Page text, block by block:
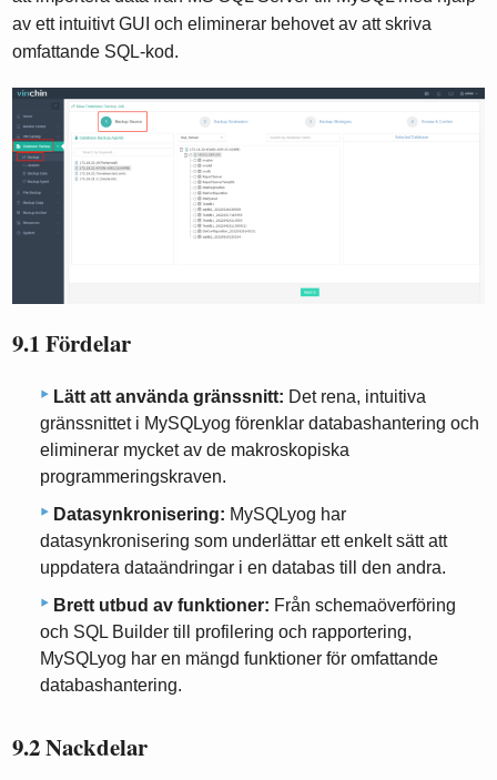
av ett intuitivt GUI och eliminerar behovet av att skriva
omfattande SQL-kod.
9.1 Fördelar
Lätt att använda gränssnitt: Det rena, intuitiva
gränssnittet i MySQLyog förenklar databashantering och
eliminerar mycket av de makroskopiska
programmeringskraven.
Datasynkronisering: MySQLyog har
datasynkronisering som underlättar ett enkelt sätt att
uppdatera dataändringar i en databas till den andra.
Brett utbud av funktioner: Från schemaöverföring
och SQL Builder till profilering och rapportering,
MySQLyog har en mängd funktioner för omfattande
databashantering.
9.2 Nackdelar